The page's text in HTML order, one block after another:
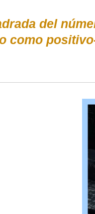
del
como